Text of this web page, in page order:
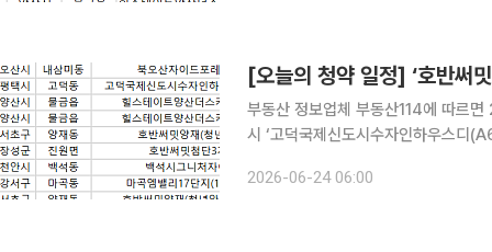
[오늘의 청약 일정] ‘호반써
부동산 정보업체 부동산114에 따르
시 ‘고덕국제신도시수자인하우스디
‘호반써밋첨단3지구(A8)’, 충남 천안
2026-06-24 06:00